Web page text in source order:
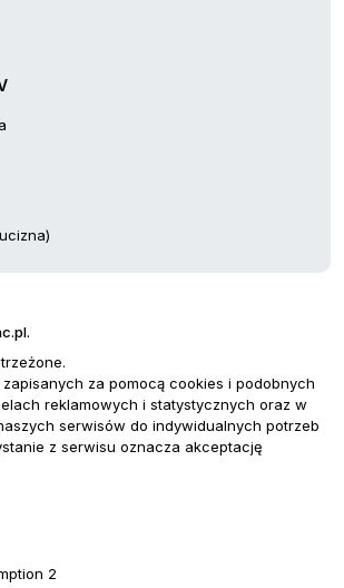
za pomocą cookies i podobnych
reklamowych i statystycznych oraz w
serwisów do indywidualnych potrzeb
z serwisu oznacza akceptację
2